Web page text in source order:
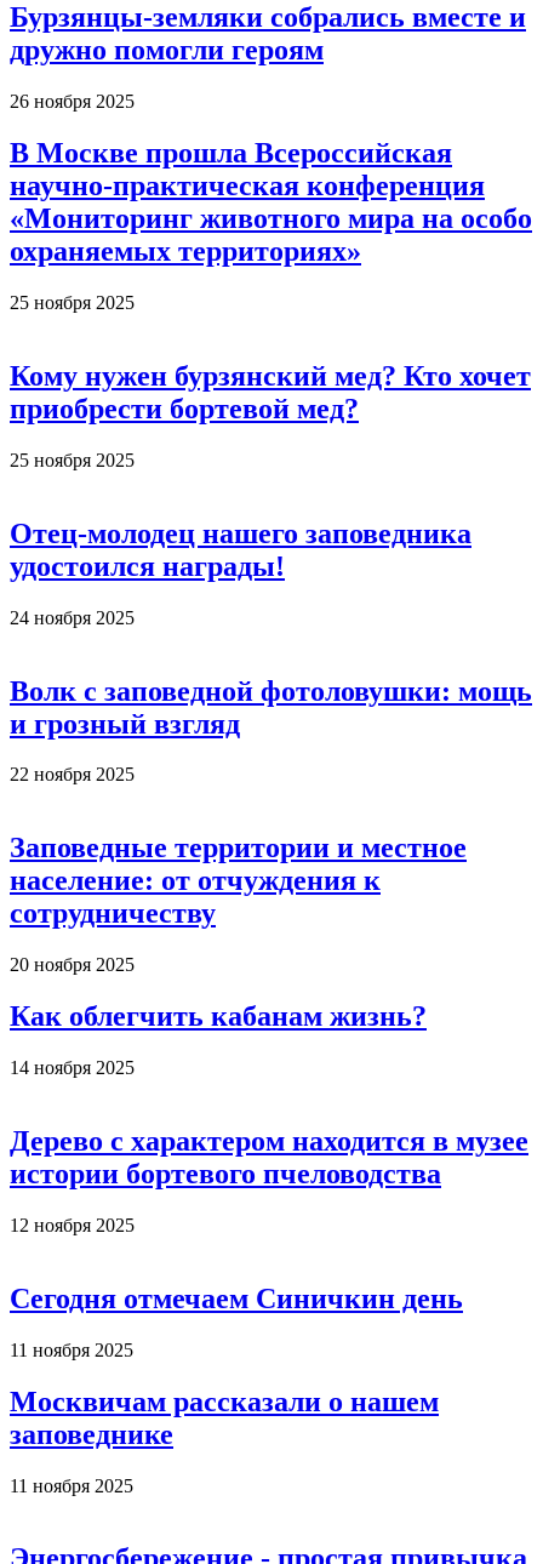
Бурзянцы-земляки собрались вместе и
дружно помогли героям
26 ноября 2025
В Москве прошла Всероссийская
научно-практическая конференция
«Мониторинг животного мира на особо
охраняемых территориях»
25 ноября 2025
Кому нужен бурзянский мед? Кто хочет
приобрести бортевой мед?
25 ноября 2025
Отец-молодец нашего заповедника
удостоился награды!
24 ноября 2025
Волк с заповедной фотоловушки: мощь
и грозный взгляд
22 ноября 2025
Заповедные территории и местное
население: от отчуждения к
сотрудничеству
20 ноября 2025
Как облегчить кабанам жизнь?
14 ноября 2025
Дерево с характером находится в музее
истории бортевого пчеловодства
12 ноября 2025
Сегодня отмечаем Синичкин день
11 ноября 2025
Москвичам рассказали о нашем
заповеднике
11 ноября 2025